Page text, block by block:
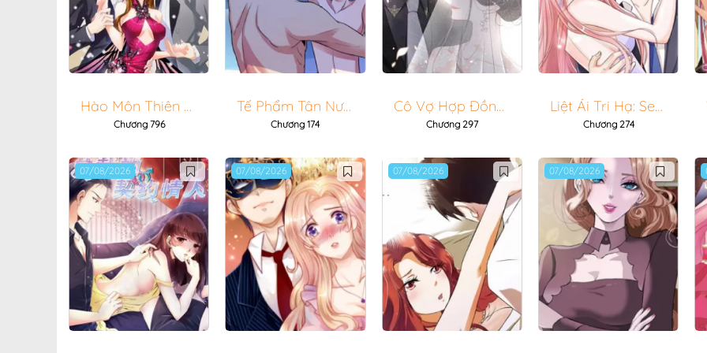
Chương 192
Chương 191
Chương 190
Chương 189
Chương 188
Chương 187
Chương 186
Chương 185
Chương 184
Chương 183
Chương 182
Chương 181
Hào Môn Thiên Giới Tiền Thê
Chương 796
Tế Phẩm Tân Nương Của Tổng Tài Ác Ma
Chương 174
Cô Vợ Hợp Đồng Lạnh Lùng Không Dễ Đụng Đâu
Chương 297
Liệt Ái Tri Hạ: Series Mật Đào Tiểu Tình Nhân
Chương 274
07/08/2026 07/08/2026 07/08/2026 07/08/2026